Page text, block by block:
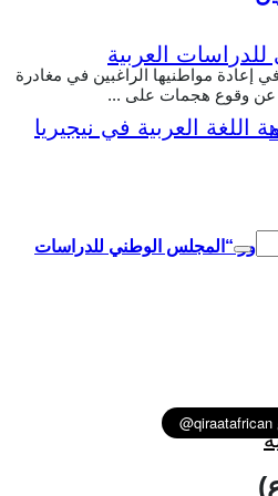
ودور “المجلس الوطني للدراسات
مواطنيها الراغبين في مغادرة
عن وقوع هجمات على ...